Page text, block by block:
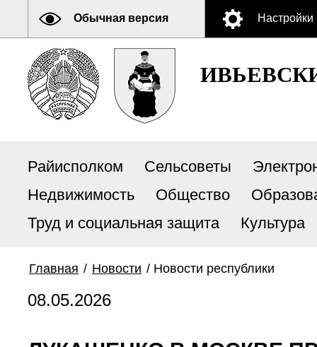
Обычная версия Настройки
Райисполком Сельсоветы
Недвижимость
Общество
Труд и социальная защита
Культура
Главная / Новости / Новости республики
08.05.2026